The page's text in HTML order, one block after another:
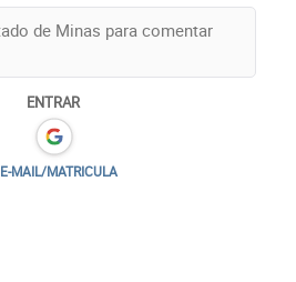
ENTRAR
E-MAIL/MATRICULA